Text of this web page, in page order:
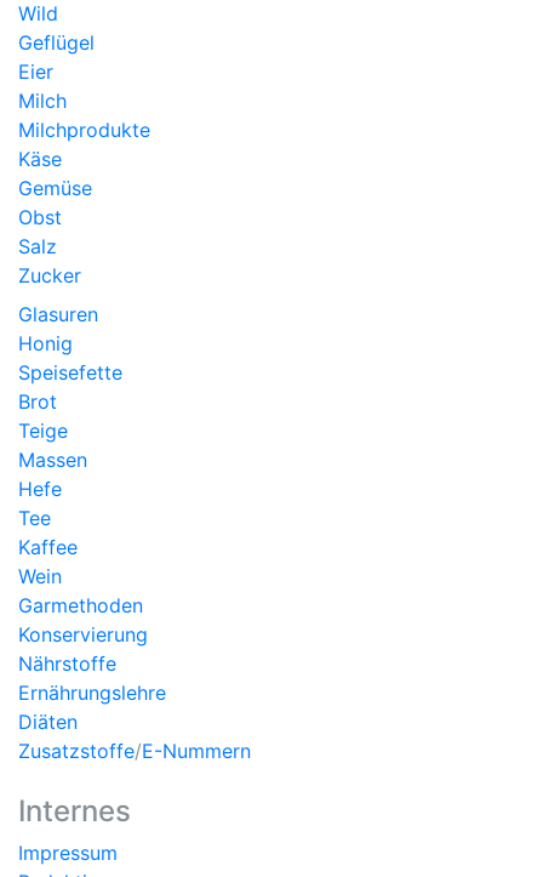
Wild
Geflügel
Eier
Milch
Milchprodukte
Käse
Gemüse
Obst
Salz
Zucker
Glasuren
Honig
Speisefette
Brot
Teige
Massen
Hefe
Tee
Kaffee
Wein
Garmethoden
Konservierung
Nährstoffe
Ernährungslehre
Diäten
Zusatzstoffe/E-Nummern
Internes
Impressum